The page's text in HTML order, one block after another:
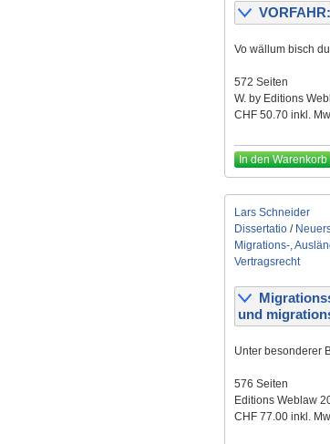
Vo wällum bisch
572 Seiten
W. by Editions
CHF 50.70 inkl.
In den Warenkorb
Lars Schneider
Dissertatio /
Migrations-,
Vertragsrecht
und
Unter besonderer
576 Seiten
Editions Weblaw
CHF 77.00 inkl.